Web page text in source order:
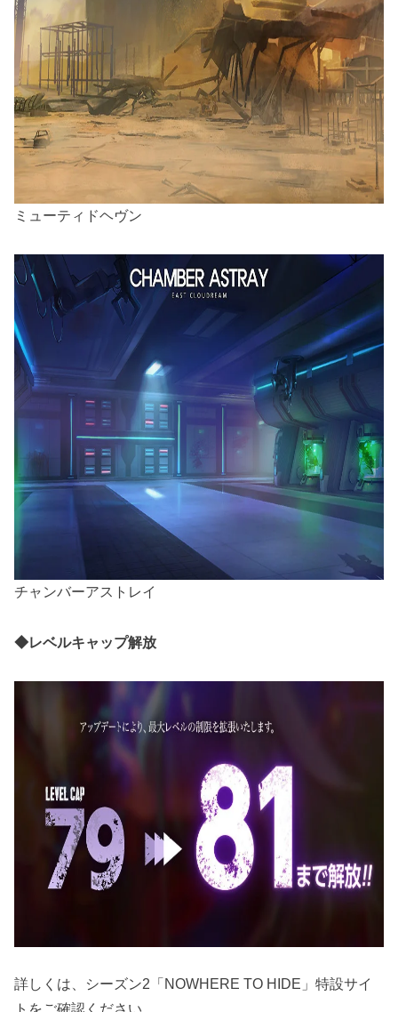
ミューティドヘヴン
チャンバーアストレイ
◆レベルキャップ解放
詳しくは、シーズン2「NOWHERE TO HIDE」特設サイ